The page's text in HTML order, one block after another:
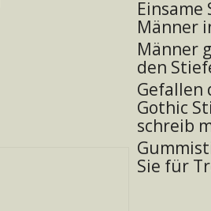
Einsame
Männer
Männer
den
Gefallen
Gothic
schreib
Sie für